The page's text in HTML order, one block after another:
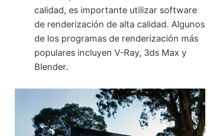
calidad, es importante utilizar software
de renderización de alta calidad. Algunos
de los programas de renderización más
populares incluyen V-Ray, 3ds Max y
Blender.